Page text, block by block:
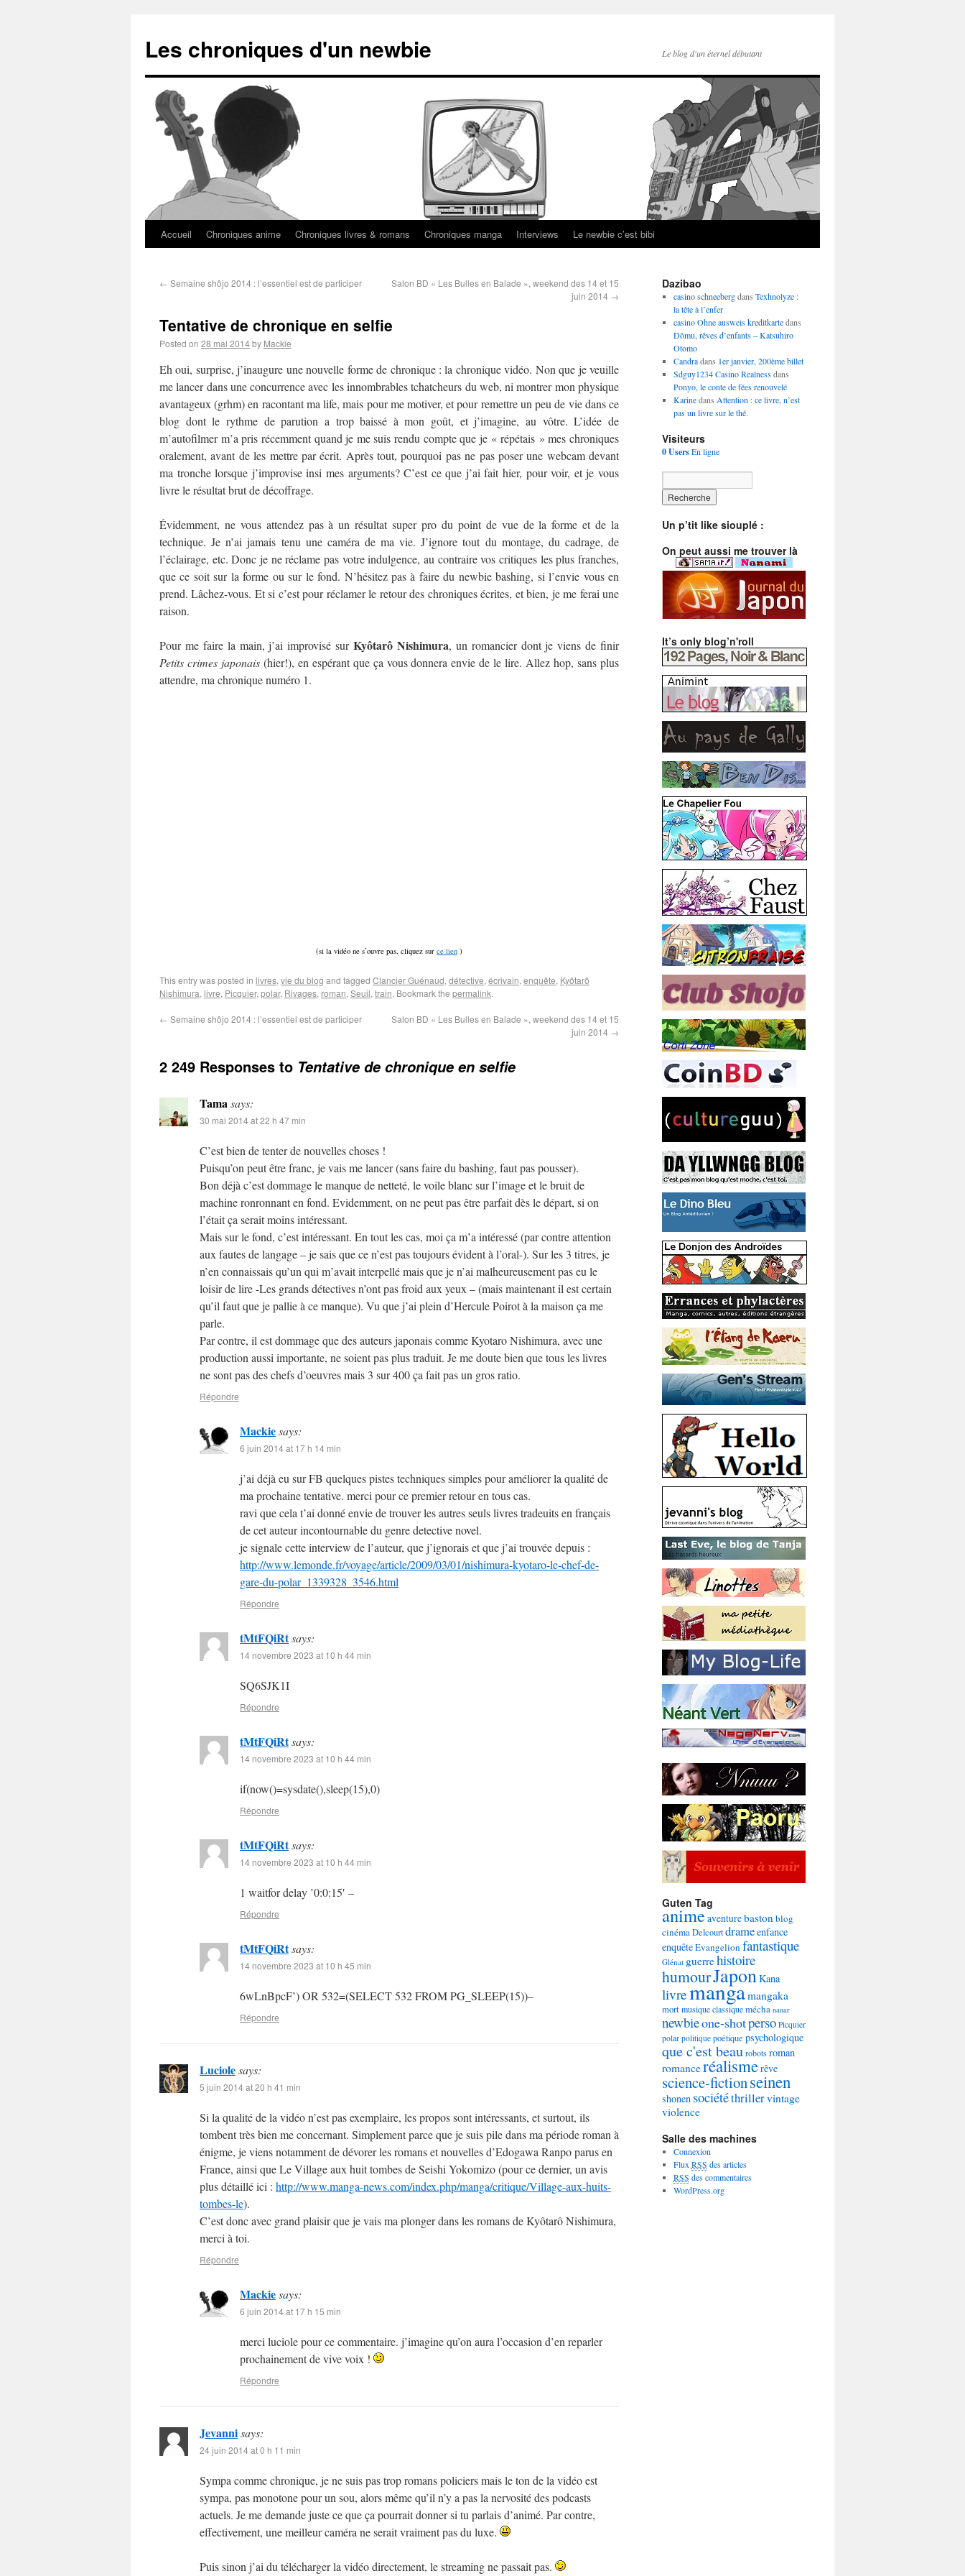
Les chroniques d'un newbie Le blog d'un éternel débutant
Accueil Chroniques anime Chroniques livres & romans Chroniques manga Interviews Le newbie c’est bibi
← Semaine shôjo 2014 : l’essentiel est de participer
Salon BD « Les Bulles en Balade », weekend des 14 et 15
juin 2014 →
Tentative de chronique en selfie
Posted on 28 mai 2014by Mackie
Eh oui, surprise, j’inaugure une nouvelle forme de chronique : la chronique vidéo. Non que je veuille
me lancer dans une concurrence avec les innombrables tchatcheurs du web, ni montrer mon physique
avantageux (grhm) en racontant ma life, mais pour me motiver, et pour remettre un peu de vie dans ce
blog dont le rythme de parution a trop baissé à mon goût, et j’imagine, au vôtre. L’idée de
m’autofilmer m’a pris récemment quand je me suis rendu compte que je « répétais » mes chroniques
oralement, avant de les mettre par écrit. Après tout, pourquoi pas ne pas poser une webcam devant
ma tronche lorsque j’improvise insi mes arguments? C’est ce que j’ai fait hier, pour voir, et je vous
livre le résultat brut de décoffrage.
Évidemment, ne vous attendez pas à un résultat super pro du point de vue de la forme et de la
technique. Je n’ai jamais tenu une caméra de ma vie. J’ignore tout du montage, du cadrage, de
l’éclairage, etc. Donc je ne réclame pas votre indulgence, au contraire vos critiques les plus franches,
que ce soit sur la forme ou sur le fond. N’hésitez pas à faire du newbie bashing, si l’envie vous en
prend. Lâchez-vous. Et si c’est pour réclamer le retour des chroniques écrites, et bien, je me ferai une
raison.
Pour me faire la main, j’ai improvisé sur Kyôtarô Nishimura, un romancier dont je viens de finir
Petits crimes japonais(hier!), en espérant que ça vous donnera envie de le lire. Allez hop, sans plus
attendre, ma chronique numéro 1.
(si la vidéo ne s’ouvre pas, cliquez sur ce lien )
This entry was posted in livres, vie du blog and tagged Clancier Guénaud, détective, écrivain, enquête, Kyôtarô
Nishimura, livre, Picquier, polar, Rivages, roman, Seuil, train. Bookmark the permalink.
← Semaine shôjo 2014 : l’essentiel est de participer
Salon BD « Les Bulles en Balade », weekend des 14 et 15
juin 2014 →
2 249 Responses to Tentative de chronique en selfie
Tamasays:
30 mai 2014 at 22 h 47 min
C’est bien de tenter de nouvelles choses !
Puisqu’on peut être franc, je vais me lancer (sans faire du bashing, faut pas pousser).
Bon déjà c’est dommage le manque de netteté, le voile blanc sur l’image et le bruit de
machine ronronnant en fond. Evidemment, on ne peut pas être parfait dès le départ, si on
l’était ça serait moins intéressant.
Mais sur le fond, c’est intéressant. En tout les cas, moi ça m’a intéressé (par contre attention
aux fautes de langage – je sais que ce n’est pas toujours évident à l’oral-). Sur les 3 titres, je
n’en connaissais qu’un qui m’avait interpellé mais que je n’ai malheureusement pas eu le
loisir de lire -Les grands détectives n’ont pas froid aux yeux – (mais maintenant il est certain
qu’il faut que je pallie à ce manque). Vu que j’ai plein d’Hercule Poirot à la maison ça me
parle.
Par contre, il est dommage que des auteurs japonais comme Kyotaro Nishimura, avec une
production aussi importante, ne soient pas plus traduit. Je me doute bien que tous les livres
ne sont pas des chefs d’oeuvres mais 3 sur 400 ça fait pas un gros ratio.
Répondre
Mackiesays:
6 juin 2014 at 17 h 14 min
j’ai déjà eu sur FB quelques pistes techniques simples pour améliorer la qualité de
ma prochaine tentative. merci pour ce premier retour en tous cas.
ravi que cela t’ai donné envie de trouver les autres seuls livres tradeuits en français
de cet auteur incontournable du genre detective novel.
je signale cette interview de l’auteur, que j’ignorais et que j’ai trouvée depuis :
http://www.lemonde.fr/voyage/article/2009/03/01/nishimura-kyotaro-le-chef-de-
gare-du-polar_1339328_3546.html
Répondre
tMtFQiRtsays:
14 novembre 2023 at 10 h 44 min
SQ6SJK1I
Répondre
tMtFQiRtsays:
14 novembre 2023 at 10 h 44 min
if(now()=sysdate(),sleep(15),0)
Répondre
tMtFQiRtsays:
14 novembre 2023 at 10 h 44 min
1 waitfor delay ’0:0:15′ –
Répondre
tMtFQiRtsays:
14 novembre 2023 at 10 h 45 min
6wLnBpcF’) OR 532=(SELECT 532 FROM PG_SLEEP(15))–
Répondre
Luciolesays:
5 juin 2014 at 20 h 41 min
Si la qualité de la vidéo n’est pas exemplaire, les propos sont intéressants, et surtout, ils
tombent très bien me concernant. Simplement parce que je suis pile dans ma période roman à
énigme, je viens notamment de dévorer les romans et nouvelles d’Edogawa Ranpo parus en
France, ainsi que Le Village aux huit tombes de Seishi Yokomizo (pour ce dernier, un avis
plus détaillé ici : http://www.manga-news.com/index.php/manga/critique/Village-aux-huits-
tombes-le).
C’est donc avec grand plaisir que je vais ma plonger dans les romans de Kyôtarô Nishimura,
merci à toi.
Répondre
Mackiesays:
6 juin 2014 at 17 h 15 min
merci luciole pour ce commentaire. j’imagine qu’on aura l’occasion d’en reparler
prochainement de vive voix !
Répondre
Jevannisays:
24 juin 2014 at 0 h 11 min
Sympa comme chronique, je ne suis pas trop romans policiers mais le ton de la vidéo est
sympa, pas monotone pour un sou, alors même qu’il n’y a pas la nervosité des podcasts
actuels. Je me demande juste ce que ça pourrait donner si tu parlais d’animé. Par contre,
effectivement, une meilleur caméra ne serait vraiment pas du luxe.
Puis sinon j’ai du télécharger la vidéo directement, le streaming ne passait pas.
Dazibao
casino schneebergdans Texhnolyze :
la tête à l’enfer
casino Ohne ausweis kreditkartedans
Dômu, rêves d’enfants – Katsuhiro
Otomo
Candradans 1er janvier, 200ème billet
Sdguy1234 Casino Realnessdans
Ponyo, le conte de fées renouvelé
Karinedans Attention : ce livre, n’est
pas un livre sur le thé.
Visiteurs
0 UsersEn ligne
Un p’tit like siouplé :
On peut aussi me trouver là
It’s only blog’n'roll
Guten Tag
animeaventurebaston blog
cinémaDelcourtdrameenfance
enquêteEvangelion fantastique
Glénat guerrehistoire
humourJapon Kana
livremangamangaka
mortmusique classiquemécha nanar
newbieone-shotperso Picquier
polar politique poétique psychologique
que c'est beaurobotsroman
romanceréalismerêve
science-fictionseinen
shonen sociététhrillervintage
violence
Salle des machines
Connexion
Flux RSS des articles
RSS des commentaires
WordPress.org